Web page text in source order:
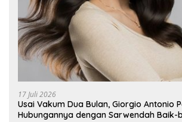
17 Juli 2026
Usai Vakum Dua Bulan, Giorgio Antonio
Hubungannya dengan Sarwendah Baik-